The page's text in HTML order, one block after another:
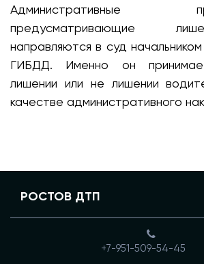
Административные
предусматривающие
направляются в суд
ГИБДД. Именно он
лишении или не лишении
качестве административного
РОСТОВ ДТП
+7-951-509-54-45